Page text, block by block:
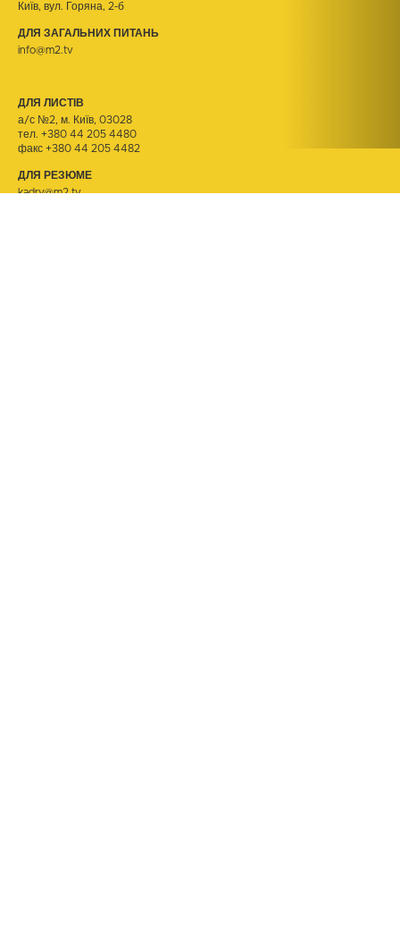
Київ, вул. Горяна, 2-б
ДЛЯ ЗАГАЛЬНИХ ПИТАНЬ
info@m2.tv
ДЛЯ ЛИСТІВ
а/с №2, м. Київ, 03028
тел. +380 44 205 4480
факс +380 44 205 4482
ДЛЯ РЕЗЮМЕ
kadry@m2.tv